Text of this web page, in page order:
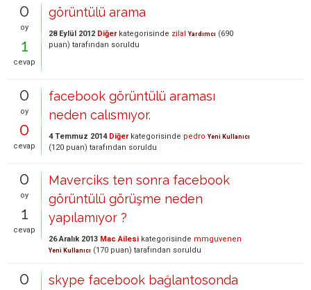
0
oy
1
cevap
görüntülü arama
28 Eylül 2012 Diğerkategorisinde zilal Yardımcı (690
puan) tarafından soruldu
0
oy
0
cevap
facebook görüntülü araması
neden calısmıyor.
4 Temmuz 2014 Diğerkategorisinde pedro Yeni Kullanıcı
(120 puan) tarafından soruldu
0
oy
1
cevap
Maverciks ten sonra facebook
görüntülü görüşme neden
yapılamıyor ?
26 Aralık 2013 Mac Ailesi kategorisinde mmguvenen
Yeni Kullanıcı (170 puan) tarafından soruldu
0
skype facebook bağlantosonda